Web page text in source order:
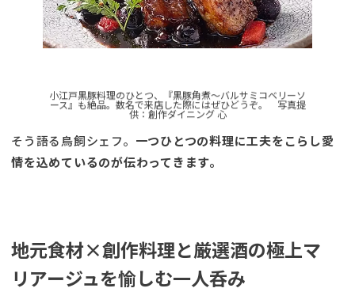
小江戸黒豚料理のひとつ、『黒豚角煮〜バルサミコベリーソ
ース』も絶品。数名で来店した際にはぜひどうぞ。 写真提
供：創作ダイニング 心
そう語る鳥飼シェフ。 一つひとつの料理に工夫をこらし愛
情を込めているのが伝わってきます。
地元食材×創作料理と厳選酒の極上マ
リアージュを愉しむ一人呑み